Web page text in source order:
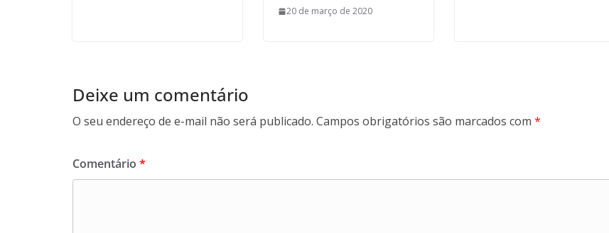
20 de março de 2020
Deixe um comentário
O seu endereço de e-mail não será publicado. Campos obrigatórios são marcados com *
Comentário *